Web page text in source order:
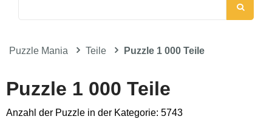
Puzzle Mania Teile Puzzle 1 000 Teile
Puzzle 1 000 Teile
Anzahl der Puzzle in der Kategorie: 5743